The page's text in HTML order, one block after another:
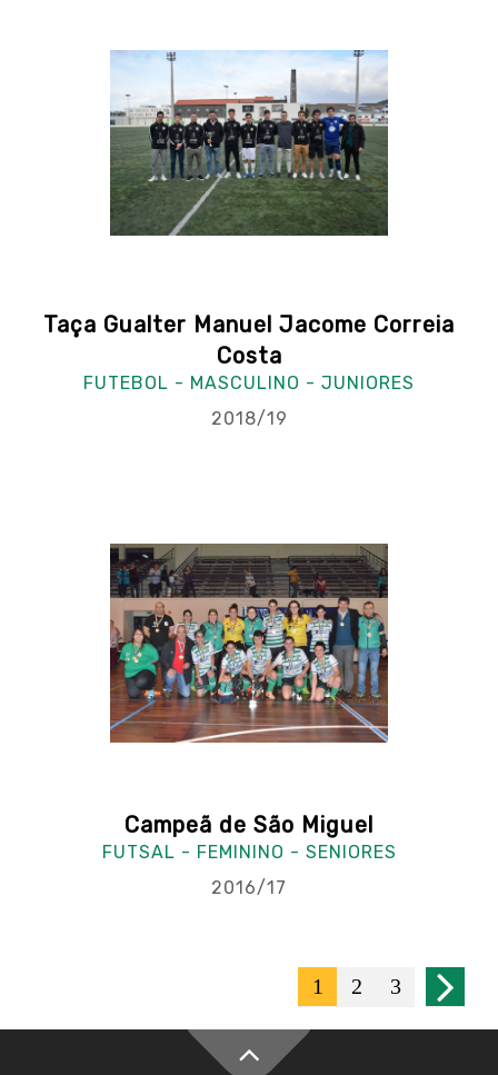
Taça Gualter Manuel Jacome Correia
Costa
FUTEBOL - MASCULINO - JUNIORES
2018/19
Campeã de São Miguel
FUTSAL - FEMININO - SENIORES
2016/17
1 2 3